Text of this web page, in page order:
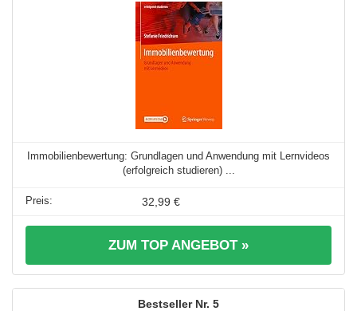
Immobilienbewertung: Grundlagen und Anwendung mit Lernvideos
(erfolgreich studieren) ...
32,99 €
ZUM TOP ANGEBOT »
5